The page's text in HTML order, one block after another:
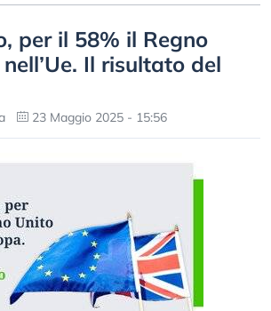
per il 58% il Regno
Il risultato del
23 Maggio 2025 - 15:56